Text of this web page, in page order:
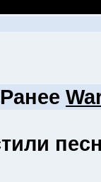
Ранее